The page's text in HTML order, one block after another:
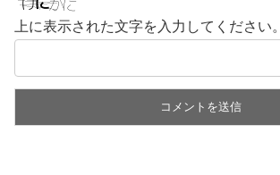
上に表示された文字を入力してください。